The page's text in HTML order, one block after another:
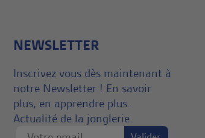
NEWSLETTER
Inscrivez vous dès maintenant à
notre Newsletter ! En savoir
plus, en apprendre plus.
Actualité de la jonglerie.